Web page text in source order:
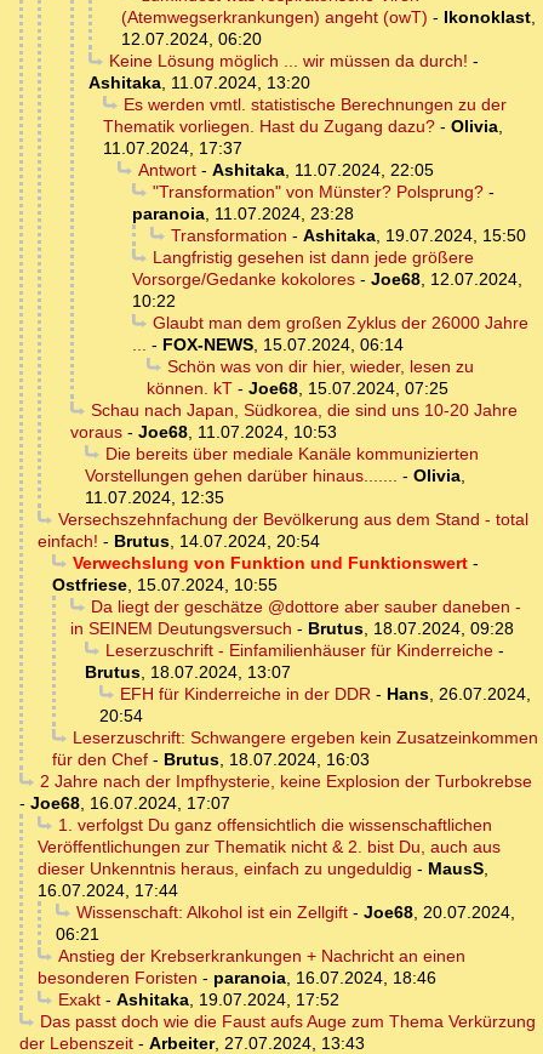
(Atemwegserkrankungen) angeht (owT) - Ikonoklast,
12.07.2024, 06:20
Keine Lösung möglich ... wir müssen da durch! -
Ashitaka, 11.07.2024, 13:20
Es werden vmtl. statistische Berechnungen zu der
Thematik vorliegen. Hast du Zugang dazu? - Olivia,
11.07.2024, 17:37
Antwort- Ashitaka, 11.07.2024, 22:05
"Transformation" von Münster? Polsprung?-
paranoia, 11.07.2024, 23:28
Transformation - Ashitaka, 19.07.2024, 15:50
Langfristig gesehen ist dann jede größere
Vorsorge/Gedanke kokolores - Joe68, 12.07.2024,
10:22
Glaubt man dem großen Zyklus der 26000 Jahre
... - FOX-NEWS, 15.07.2024, 06:14
Schön was von dir hier, wieder, lesen zu
können. kT - Joe68, 15.07.2024, 07:25
Schau nach Japan, Südkorea, die sind uns 10-20 Jahre
voraus - Joe68, 11.07.2024, 10:53
Die bereits über mediale Kanäle kommunizierten
Vorstellungen gehen darüber hinaus....... - Olivia,
11.07.2024, 12:35
Versechszehnfachung der Bevölkerung aus dem Stand - total
einfach! - Brutus, 14.07.2024, 20:54
Verwechslung von Funktion und Funktionswert-
Ostfriese, 15.07.2024, 10:55
Da liegt der geschätze @dottore aber sauber daneben -
in SEINEM Deutungsversuch - Brutus, 18.07.2024, 09:28
Leserzuschrift - Einfamilienhäuser für Kinderreiche-
Brutus, 18.07.2024, 13:07
EFH für Kinderreiche in der DDR- Hans, 26.07.2024,
20:54
Leserzuschrift: Schwangere ergeben kein Zusatzeinkommen
für den Chef - Brutus, 18.07.2024, 16:03
2 Jahre nach der Impfhysterie, keine Explosion der Turbokrebse
- Joe68, 16.07.2024, 17:07
1. verfolgst Du ganz offensichtlich die wissenschaftlichen
Veröffentlichungen zur Thematik nicht & 2. bist Du, auch aus
dieser Unkenntnis heraus, einfach zu ungeduldig - MausS,
16.07.2024, 17:44
Wissenschaft: Alkohol ist ein Zellgift- Joe68, 20.07.2024,
06:21
Anstieg der Krebserkrankungen + Nachricht an einen
besonderen Foristen - paranoia, 16.07.2024, 18:46
Exakt- Ashitaka, 19.07.2024, 17:52
Das passt doch wie die Faust aufs Auge zum Thema Verkürzung
der Lebenszeit - Arbeiter, 27.07.2024, 13:43